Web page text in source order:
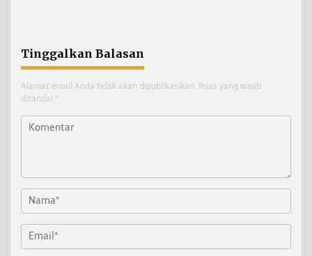
Tinggalkan Balasan
Alamat email Anda tidak akan dipublikasikan. Ruas yang wajib
ditandai *